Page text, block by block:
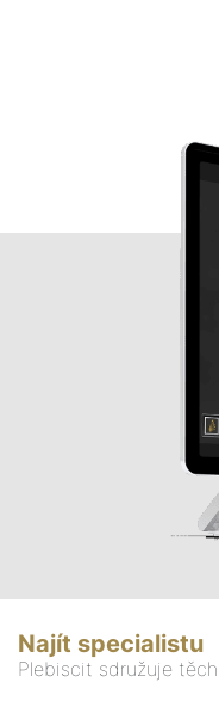
Najít specialistu
Plebiscit sdružuje